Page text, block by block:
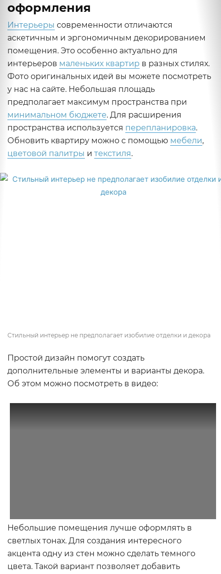
оформления
Интерьеры современности отличаются
аскетичным и эргономичным декорированием
помещения. Это особенно актуально для
интерьеров маленьких квартир в разных стилях.
Фото оригинальных идей вы можете посмотреть
у нас на сайте. Небольшая площадь
предполагает максимум пространства при
минимальном бюджете. Для расширения
пространства используется перепланировка.
Обновить квартиру можно с помощью мебели,
цветовой палитры и текстиля.
Стильный интерьер не предполагает изобилие отделки и декора
Простой дизайн помогут создать
дополнительные элементы и варианты декора.
Об этом можно посмотреть в видео:
Небольшие помещения лучше оформлять в
светлых тонах. Для создания интересного
акцента одну из стен можно сделать темного
цвета. Такой вариант позволяет добавить